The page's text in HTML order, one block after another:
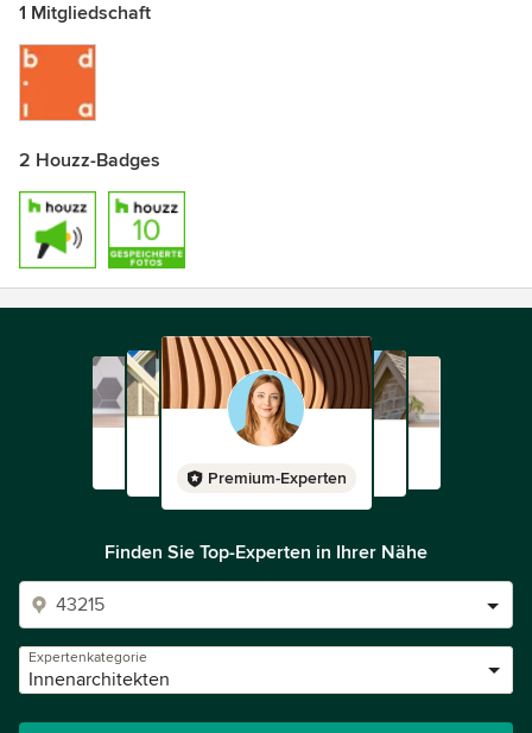
1 Mitgliedschaft
2 Houzz-Badges
Premium-Experten
Finden Sie Top-Experten in Ihrer Nähe
Expertenkategorie
Innenarchitekten